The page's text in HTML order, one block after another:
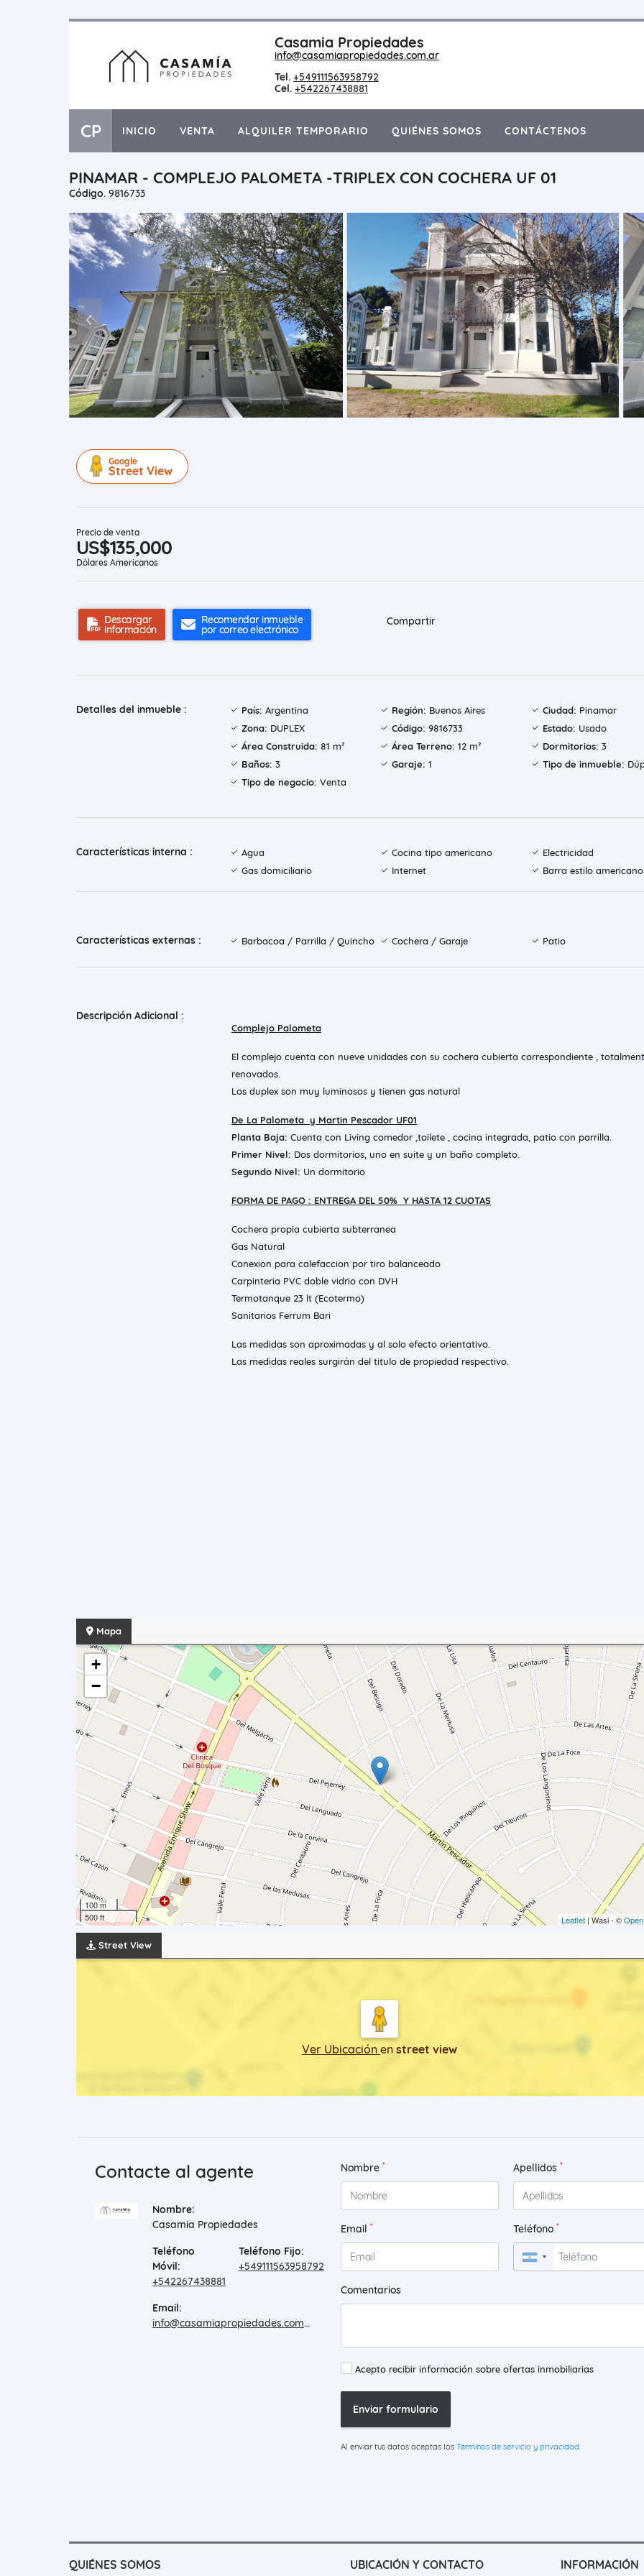
Casamia Propiedades
info@casamiapropiedades.com.ar
Tel. +549111563958792
Cel. +542267438881
CP INICIO VENTA ALQUILER TEMPORARIO QUIÉNES SOMOS CONTÁCTENOS
PINAMAR - COMPLEJO PALOMETA -TRIPLEX CON COCHERA UF 01
Código. 9816733
Google
Street View
Precio de venta
US$135,000
Dólares Americanos
Descargar
información
Recomendar inmueble
por correo electrónico
Compartir
Detalles del inmueble : País: Argentina Región: Buenos Aires Ciudad: Pinamar
Zona: DUPLEX Código: 9816733 Estado: Usado
Área Construida: 81 m² Área Terreno: 12 m² Dormitorios: 3
Baños: 3 Garaje: 1 Tipo de inmueble:
Tipo de negocio: Venta
Características interna : Agua Cocina tipo americano
Electricidad
Gas domiciliario
Internet Barra estilo americano
Características externas : Barbacoa / Parrilla / Quincho Cochera / Garaje Patio
Descripción Adicional :
Complejo Palometa
El complejo cuenta con nueve unidades con su cochera cubierta correspondiente ,
renovados.
Los duplex son muy luminosos y tienen gas natural
De La Palometa y Martin Pescador UF01
Planta Baja: Cuenta con Living comedor ,toilete , cocina integrada, patio con parrilla.
Primer Nivel: Dos dormitorios, uno en suite y un baño completo.
Segundo Nivel: Un dormitorio
FORMA DE PAGO : ENTREGA DEL 50% Y HASTA 12 CUOTAS
Cochera propia cubierta subterranea
Gas Natural
Conexion para calefaccion por tiro balanceado
Carpinteria PVC doble vidrio con DVH
Termotanque 23 lt (Ecotermo)
Sanitarios Ferrum Bari
Las medidas son aproximadas y al solo efecto orientativo.
Las medidas reales surgirán del titulo de propiedad respectivo.
Mapa
+
−
100 m
500 ft
Leaflet| Wasi - ©
Street View
Ver Ubicación en street view
Contacte al agente
Nombre:
Casamia Propiedades
Teléfono
Móvil:
+542267438881
Teléfono Fijo:
+549111563958792
Email:
info@casamiapropiedades.com.ar
Nombre * Apellidos *
Email * Teléfono *
▼
Comentarios
Acepto recibir información sobre ofertas inmobiliarias
Enviar formulario
Al enviar tus datos aceptas los Términos de servicio y privacidad
QUIÉNES SOMOS UBICACIÓN Y CONTACTO INFORMACIÓN